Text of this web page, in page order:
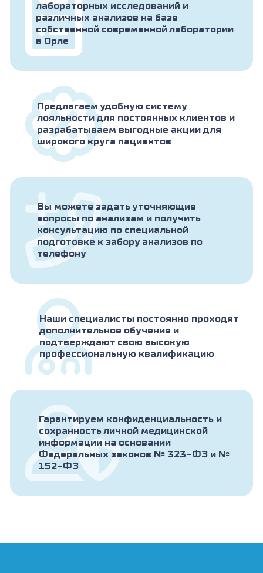
лабораторных исследований и
различных анализов на базе
собственной современной лаборатории
в Орле
Предлагаем удобную систему
лояльности для постоянных клиентов и
разрабатываем выгодные акции для
широкого круга пациентов
Вы можете задать уточняющие
вопросы по анализам и получить
консультацию по специальной
подготовке к забору анализов по
телефону
Наши специалисты постоянно проходят
дополнительное обучение и
подтверждают свою высокую
профессиональную квалификацию
Гарантируем конфиденциальность и
сохранность личной медицинской
информации на основании
Федеральных законов № 323-ФЗ и №
152-ФЗ